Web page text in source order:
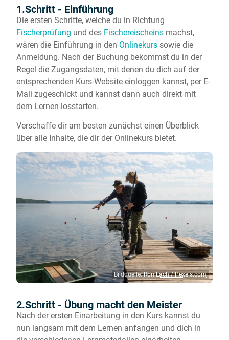
1.Schritt - Einführung
Die ersten Schritte, welche du in Richtung
Fischerprüfung und des Fischereischeins machst,
wären die Einführung in den Onlinekurs sowie die
Anmeldung. Nach der Buchung bekommst du in der
Regel die Zugangsdaten, mit denen du dich auf der
entsprechenden Kurs-Website einloggen kannst, per E-
Mail zugeschickt und kannst dann auch direkt mit
dem Lernen losstarten.
Verschaffe dir am besten zunächst einen Überblick
über alle Inhalte, die dir der Onlinekurs bietet.
Bildquelle:Ron Lach / Pexels.com
2.Schritt - Übung macht den Meister
Nach der ersten Einarbeitung in den Kurs kannst du
nun langsam mit dem Lernen anfangen und dich in